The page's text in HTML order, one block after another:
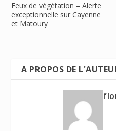
Feux de végétation – Alerte
exceptionnelle sur Cayenne
et Matoury
A PROPOS DE